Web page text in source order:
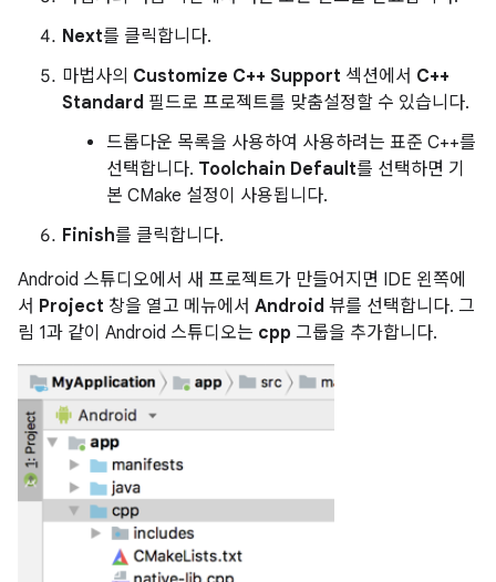
Next를 클릭합니다.
마법사의 Customize C++ Support 섹션에서 C++
Standard 필드로 프로젝트를 맞춤설정할 수 있습니다.
드롭다운 목록을 사용하여 사용하려는 표준 C++를
선택합니다. Toolchain Default를 선택하면 기
본 CMake 설정이 사용됩니다.
Finish를 클릭합니다.
Android 스튜디오에서 새 프로젝트가 만들어지면 IDE 왼쪽에
서 Project 창을 열고 메뉴에서 Android 뷰를 선택합니다. 그
림 1과 같이 Android 스튜디오는 cpp 그룹을 추가합니다.